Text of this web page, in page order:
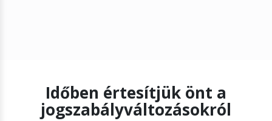
Időben értesítjük önt a
jogszabályváltozásokról